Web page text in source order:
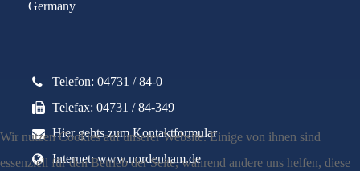
Germany
Telefon: 04731 / 84-0
Telefax: 04731 / 84-349
Hier gehts zum Kontaktformular
Internet: www.nordenham.de
Wir nutzen Cookies auf unserer Website. Einige von ihnen sind
essenziell für den Betrieb der Seite, während andere uns helfen, diese